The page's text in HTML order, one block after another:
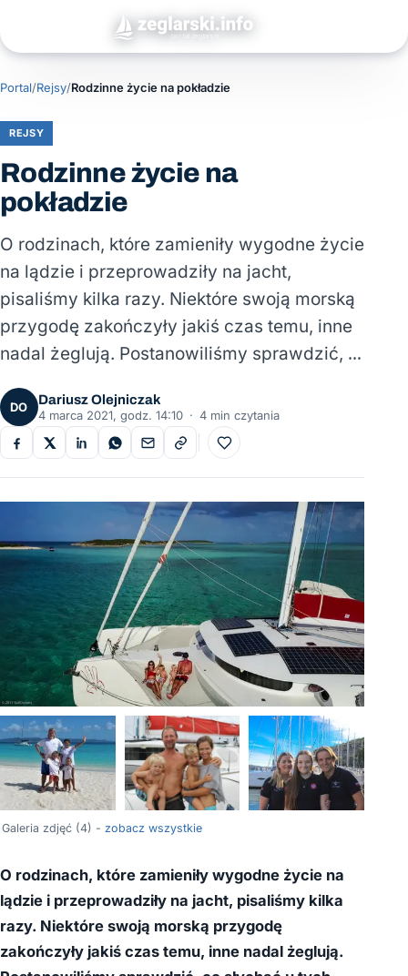
Portal/Rejsy/Rodzinne życie na pokładzie
REJSY
Rodzinne życie na
pokładzie
O rodzinach, które zamieniły wygodne życie
na lądzie i przeprowadziły na jacht,
pisaliśmy kilka razy. Niektóre swoją morską
przygodę zakończyły jakiś czas temu, inne
nadal żeglują. Postanowiliśmy sprawdzić, …
DO
Dariusz Olejniczak
4 marca 2021, godz. 14:10 · 4 min czytania
Do ulubionych
Galeria zdjęć (4) - zobacz wszystkie
O rodzinach, które zamieniły wygodne życie na
lądzie i przeprowadziły na jacht, pisaliśmy kilka
razy. Niektóre swoją morską przygodę
zakończyły jakiś czas temu, inne nadal żeglują.